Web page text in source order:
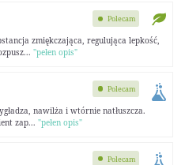
zmiękczająca, regulująca lepkość,
"pełen opis"
Polecam
nawilża i wtórnie natłuszcza.
zap... "pełen opis"
Polecam
Polecam